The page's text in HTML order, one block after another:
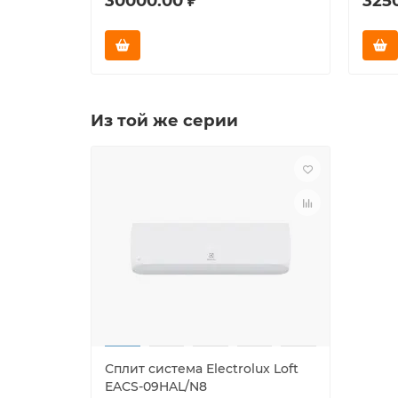
Из той же серии
Сплит система Electrolux Loft
EACS-09HAL/N8